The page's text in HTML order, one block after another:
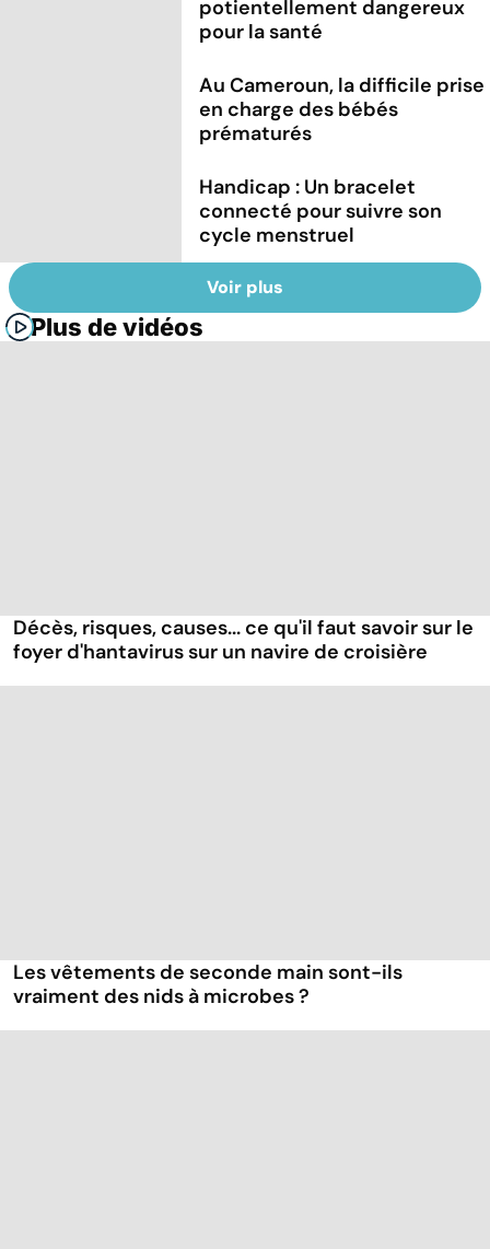
potientellement dangereux
pour la santé
Au Cameroun, la difficile prise
en charge des bébés
prématurés
Handicap : Un bracelet
connecté pour suivre son
cycle menstruel
Voir plus
Plus de vidéos
Décès, risques, causes... ce qu'il faut savoir sur le
foyer d'hantavirus sur un navire de croisière
Les vêtements de seconde main sont-ils
vraiment des nids à microbes ?